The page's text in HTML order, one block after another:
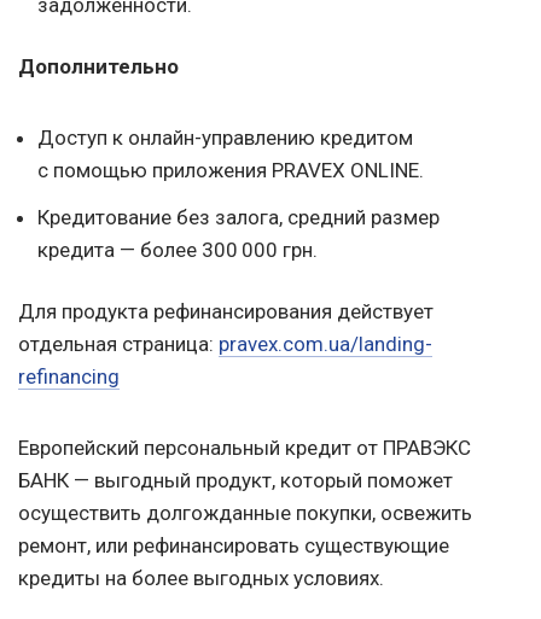
Дополнительно
Доступ к онлайн-управлению кредитом
с помощью приложения PRAVEX ONLINE.
Кредитование без залога, средний размер
кредита — более 300 000 грн.
Для продукта рефинансирования действует
отдельная страница: pravex.com.ua/landing-
refinancing
Европейский персональный кредит от ПРАВЭКС
БАНК — выгодный продукт, который поможет
осуществить долгожданные покупки, освежить
ремонт, или рефинансировать существующие
кредиты на более выгодных условиях.